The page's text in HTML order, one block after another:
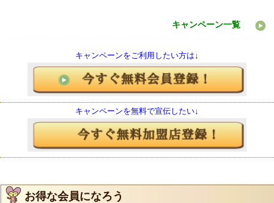
キャンペーン一覧
キャンペーンをご利用したい方は↓
キャンペーンを無料で宣伝したい↓
お得な会員になろう